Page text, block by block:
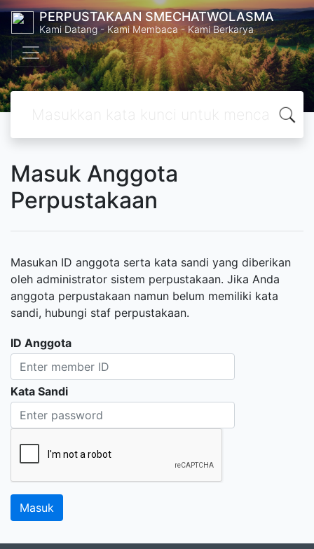
PERPUSTAKAAN SMECHATWOLASMA
Kami Datang - Kami Membaca - Kami Berkarya
Masuk Anggota
Perpustakaan
Masukan ID anggota serta kata sandi yang diberikan
oleh administrator sistem perpustakaan. Jika Anda
anggota perpustakaan namun belum memiliki kata
sandi, hubungi staf perpustakaan.
ID Anggota
Kata Sandi